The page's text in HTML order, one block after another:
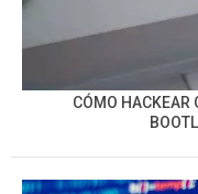
CÓMO HACKEAR